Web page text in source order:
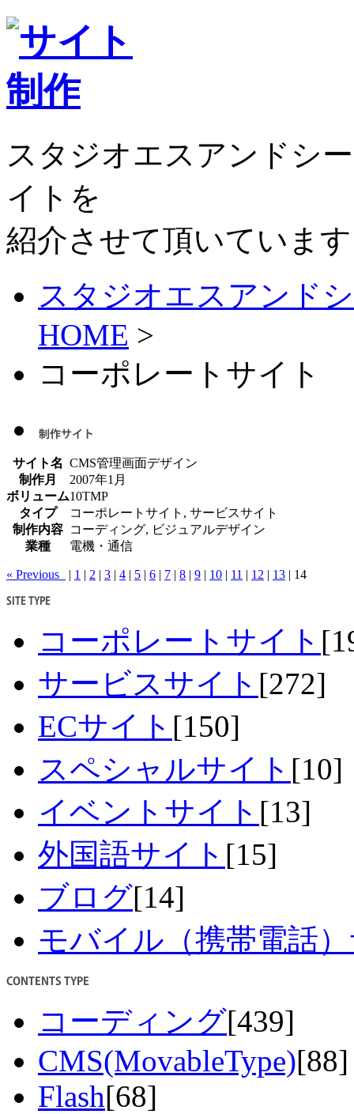
スタジオエスアンドシ
イトを
紹介させて頂いていま
スタジオエスアンド
HOME >
コーポレートサイト
サイト名 CMS管理画面デザイン
制作月
2007年1月
ボリューム10TMP
タイプ
コーポレートサイト, サービスサイト
制作内容 コーディング, ビジュアルデザイン
業種
電機・通信
« Previous | 1 | 2 | 3 | 4 | 5 | 6 | 7 | 8 | 9 | 10 | 11 | 12 | 13 | 14
コーポレートサイト
サービスサイト [272]
ECサイト [150]
スペシャルサイト [10]
イベントサイト [13]
外国語サイト [15]
ブログ[14]
モバイル（携帯電話
コーディング[439]
CMS(MovableType)[88]
Flash[68]